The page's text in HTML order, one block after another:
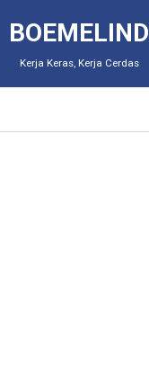
BOEMELIND
Kerja Keras, Kerja Cerdas